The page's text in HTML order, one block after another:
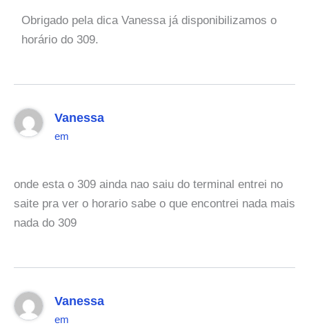
Obrigado pela dica Vanessa já disponibilizamos o
horário do 309.
Vanessa
em
onde esta o 309 ainda nao saiu do terminal entrei no
saite pra ver o horario sabe o que encontrei nada mais
nada do 309
Vanessa
em